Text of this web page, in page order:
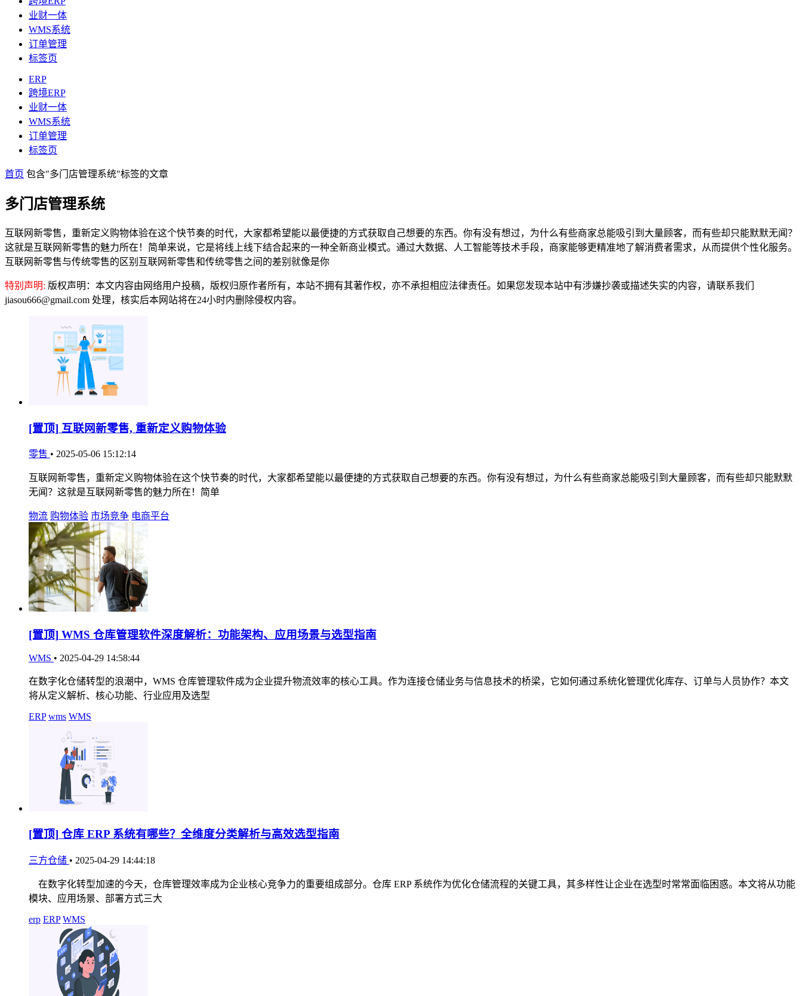
业财一体
WMS系统
订单管理
标签页
ERP
跨境ERP
业财一体
WMS系统
订单管理
标签页
首页 包含"多门店管理系统"标签的文章
多门店管理系统
互联网新零售，重新定义购物体验在这个快节奏的时代，大家都希望能以最便捷的方式获取自己想要的东西。你有没有想过，为什么有些商家总能吸引到大量顾客，而有些却只能默默无闻？
这就是互联网新零售的魅力所在！简单来说，它是将线上线下结合起来的一种全新商业模式。通过大数据、人工智能等技术手段，商家能够更精准地了解消费者需求，从而提供个性化服务。
互联网新零售与传统零售的区别互联网新零售和传统零售之间的差别就像是你
特别声明: 版权声明：本文内容由网络用户投稿，版权归原作者所有，本站不拥有其著作权，亦不承担相应法律责任。如果您发现本站中有涉嫌抄袭或描述失实的内容，请联系我们
jiasou666@gmail.com 处理，核实后本网站将在24小时内删除侵权内容。
[置顶] 互联网新零售, 重新定义购物体验
零售 • 2025-05-06 15:12:14
互联网新零售，重新定义购物体验在这个快节奏的时代，大家都希望能以最便捷的方式获取自己想要的东西。你有没有想过，为什么有些商家总能吸引到大量顾客，而有些却只能默默
无闻？这就是互联网新零售的魅力所在！简单
物流 购物体验 市场竞争 电商平台
[置顶] WMS 仓库管理软件深度解析：功能架构、应用场景与选型指南
WMS • 2025-04-29 14:58:44
在数字化仓储转型的浪潮中，WMS 仓库管理软件成为企业提升物流效率的核心工具。作为连接仓储业务与信息技术的桥梁，它如何通过系统化管理优化库存、订单与人员协作？本文
将从定义解析、核心功能、行业应用及选型
ERP wms WMS
[置顶] 仓库 ERP 系统有哪些？全维度分类解析与高效选型指南
三方仓储 • 2025-04-29 14:44:18
在数字化转型加速的今天，仓库管理效率成为企业核心竞争力的重要组成部分。仓库 ERP 系统作为优化仓储流程的关键工具，其多样性让企业在选型时常常面临困惑。本文将从功能
模块、应用场景、部署方式三大
erp ERP WMS